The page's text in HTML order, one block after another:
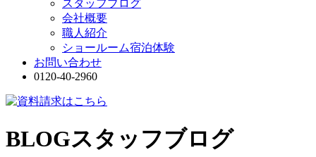
スタッフブログ
会社概要
職人紹介
ショールーム宿泊体験
お問い合わせ
0120-40-2960
BLOGスタッフブログ